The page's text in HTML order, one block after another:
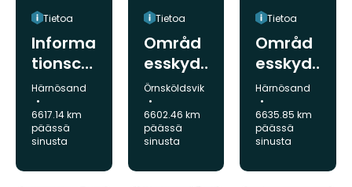
Tietoa
Informa
tionsce
ntral,
Västan
åfallet
Kunta:
Härnösand
6617.14 km
päässä
sinusta
Tietoa
Områd
esskyd
dsinfor
mation,
Hemlin
gsån
Kunta:
Örnsköldsvik
6602.46 km
päässä
sinusta
Tietoa
Områd
esskyd
dsinfor
mation,
Brånså
n
Kunta:
Härnösand
6635.85 km
päässä
sinusta